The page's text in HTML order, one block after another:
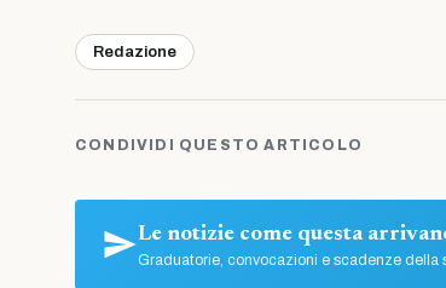
Redazione
CONDIVIDI QUESTO ARTICOLO
Le notizie come questa
Graduatorie, convocazioni e scadenze della